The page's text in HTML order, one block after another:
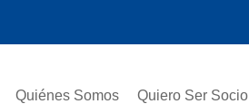
Quiénes Somos Quiero Ser Socio